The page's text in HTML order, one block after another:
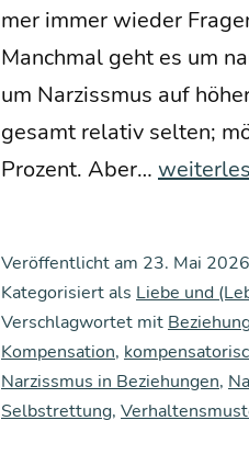
mer immer wie­der
Manch­mal geht es um
um Nar­ziss­mus auf
ge­samt rela­tiv sel­ten;
Pro­zent. Aber… Mas­
Selbst­
ret­
tung:
Über
Veröffentlicht am 23. Mai 2026
Kategorisiert als Liebe und
Verschlagwortet mit
Kompensation,
Narzissmus in Beziehungen,
Selbstrettung,